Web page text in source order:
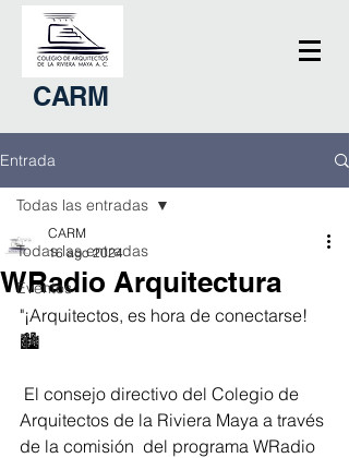
CARM
Entrada
Todas las entradas
Eventos
Todas las entradas
WRadio Arquitectura
CARM
16 ago 2024
"¡Arquitectos, es hora de conectarse!
🏙️
Arquitectos de la Riviera Maya a través
de la comisión  del programa WRadio